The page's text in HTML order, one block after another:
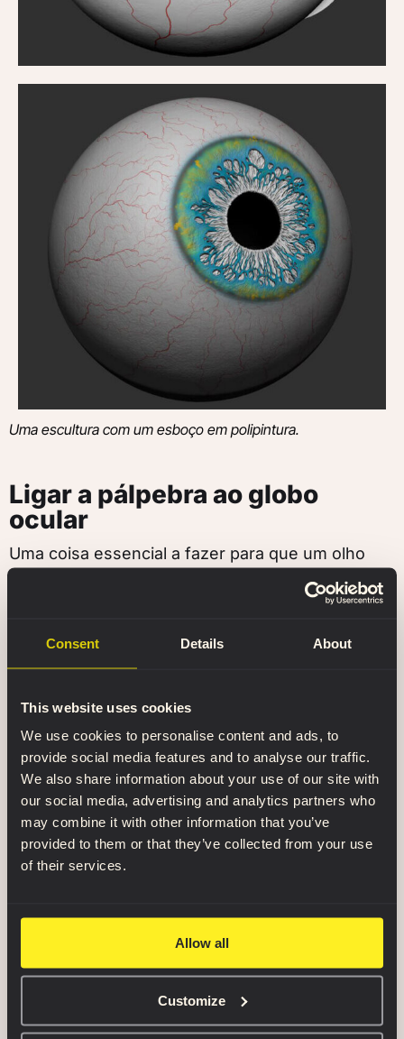
Consent Details About
This website uses cookies
We use cookies to personalise content and ads, to
provide social media features and to analyse our traffic.
We also share information about your use of our site with
our social media, advertising and analytics partners who
may combine it with other information that you’ve
provided to them or that they’ve collected from your use
of their services.
Allow all
Customize
Uma escultura com um esboço em polipintura.
Ligar a pálpebra ao globo
ocular
Uma coisa essencial a fazer para que um olho
pareça realista é adicionar lágrimas, mesmo que
a personagem não esteja a chorar. Embora não
humano, temos sempre alguma humidade no
local onde o globo ocular encontra a pálpebra.